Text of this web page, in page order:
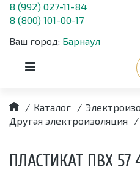
8 (992) 027-11-84
8 (800) 101-00-17
Ваш город: Барнаул
/ Каталог /
Другая электроизоляция
/
ПЛАСТИКАТ ПВХ 57